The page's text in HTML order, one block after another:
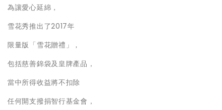
為讓愛心延綿，
雪花秀推出了2017年
限量版「雪花贈禮」，
包括慈善錦袋及皇牌產品，
當中所得收益將不扣除
任何開支撥捐智行基金會，